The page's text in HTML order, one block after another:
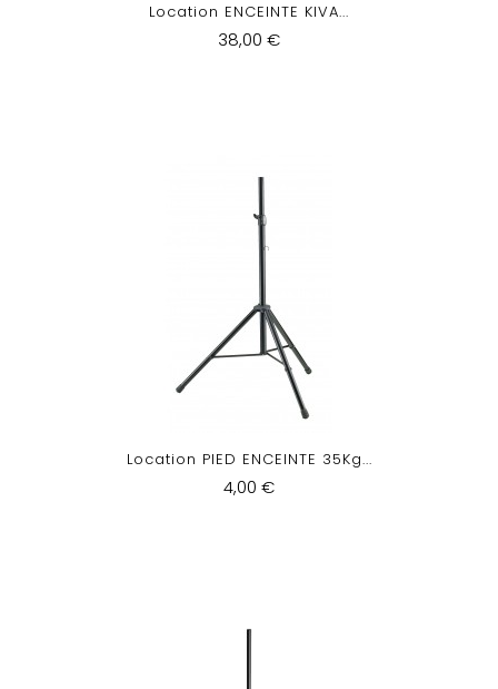
Location ENCEINTE KIVA...
38,00 €
Location PIED ENCEINTE 35Kg...
4,00 €